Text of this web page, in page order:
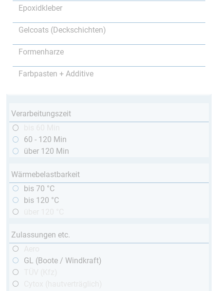
Epoxidkleber
Gelcoats (Deckschichten)
Formenharze
Farbpasten + Additive
Verarbeitungszeit
60 - 120 Min
über 120 Min
Wärmebelastbarkeit
bis 70 °C
bis 120 °C
Zulassungen etc.
GL (Boote / Windkraft)